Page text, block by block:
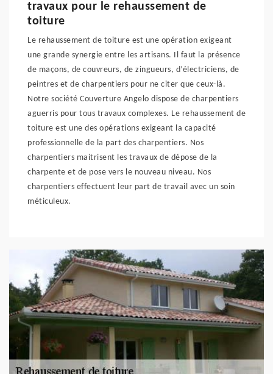
travaux pour le rehaussement de
toiture
Le rehaussement de toiture est une opération exigeant
une grande synergie entre les artisans. Il faut la présence
de maçons, de couvreurs, de zingueurs, d’électriciens, de
peintres et de charpentiers pour ne citer que ceux-là.
Notre société Couverture Angelo dispose de charpentiers
aguerris pour tous travaux complexes. Le rehaussement de
toiture est une des opérations exigeant la capacité
professionnelle de la part des charpentiers. Nos
charpentiers maitrisent les travaux de dépose de la
charpente et de pose vers le nouveau niveau. Nos
charpentiers effectuent leur part de travail avec un soin
méticuleux.